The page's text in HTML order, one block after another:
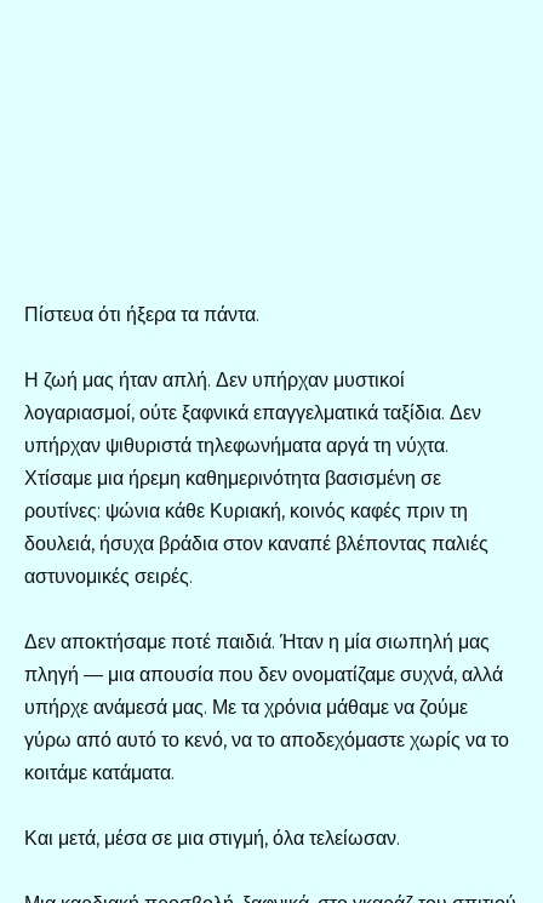
Πίστευα ότι ήξερα τα πάντα.
Η ζωή μας ήταν απλή. Δεν υπήρχαν μυστικοί
λογαριασμοί, ούτε ξαφνικά επαγγελματικά ταξίδια. Δεν
υπήρχαν ψιθυριστά τηλεφωνήματα αργά τη νύχτα.
Χτίσαμε μια ήρεμη καθημερινότητα βασισμένη σε
ρουτίνες: ψώνια κάθε Κυριακή, κοινός καφές πριν τη
δουλειά, ήσυχα βράδια στον καναπέ βλέποντας παλιές
αστυνομικές σειρές.
Δεν αποκτήσαμε ποτέ παιδιά. Ήταν η μία σιωπηλή μας
πληγή — μια απουσία που δεν ονοματίζαμε συχνά, αλλά
υπήρχε ανάμεσά μας. Με τα χρόνια μάθαμε να ζούμε
γύρω από αυτό το κενό, να το αποδεχόμαστε χωρίς να το
κοιτάμε κατάματα.
Και μετά, μέσα σε μια στιγμή, όλα τελείωσαν.